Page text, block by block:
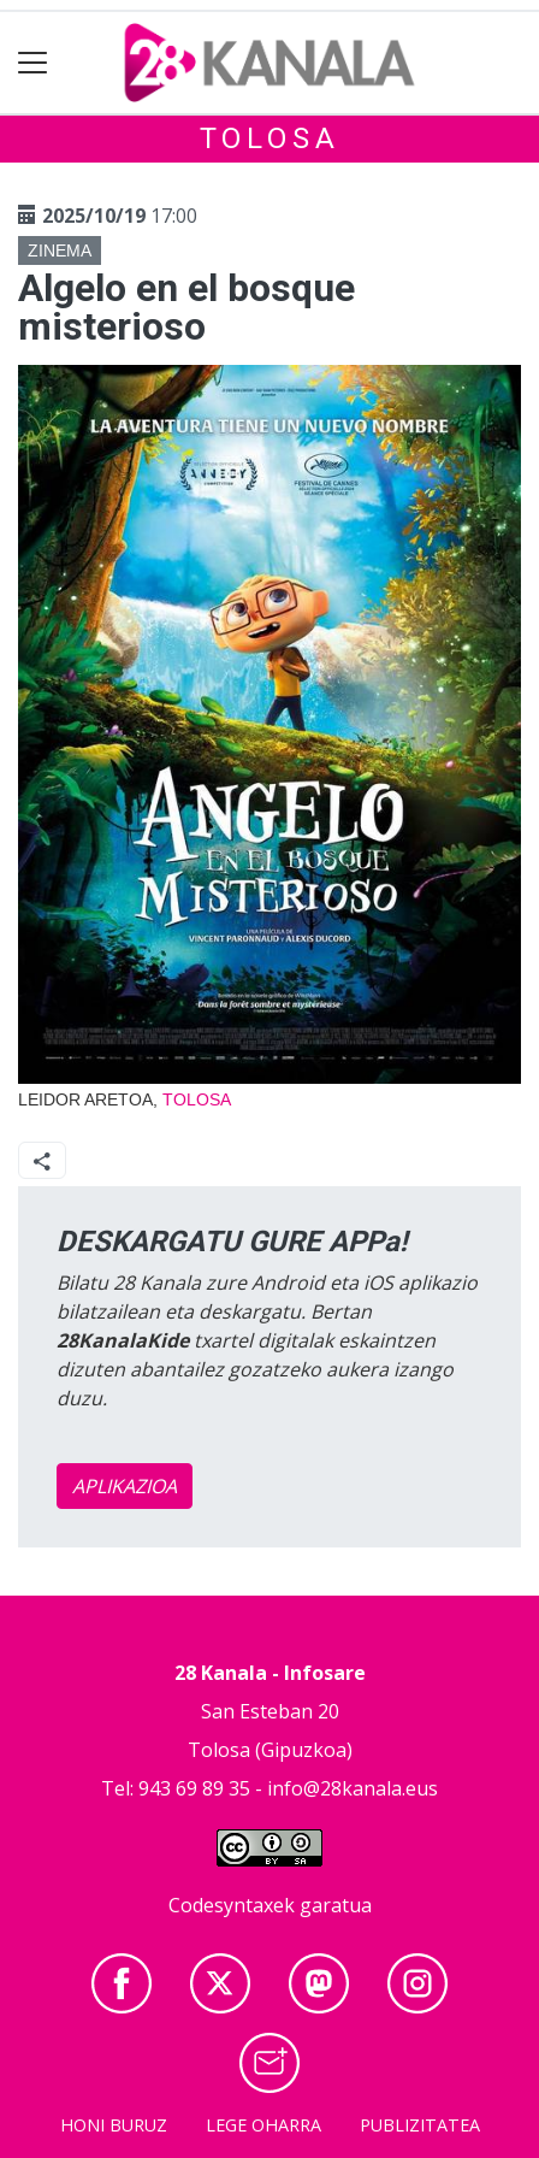
TOLOSA
2025/10/19 17:00
ZINEMA
Algelo en el bosque
misterioso
LEIDOR ARETOA, TOLOSA
DESKARGATU GURE APPa!
Bilatu 28 Kanala zure Android eta iOS aplikazio
bilatzailean eta deskargatu. Bertan
28KanalaKidetxartel digitalak eskaintzen
dizuten abantailez gozatzeko aukera izango
duzu.
APLIKAZIOA
28 Kanala - Infosare
San Esteban 20
Tolosa (Gipuzkoa)
Tel: 943 69 89 35 - info@28kanala.eus
Codesyntaxek garatua
HONI BURUZ LEGE OHARRA PUBLIZITATEA